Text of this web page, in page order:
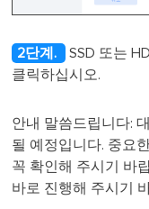
2단계.
SSD 또는
클릭하십시오.
안내 말씀드립니다:
될 예정입니다. 중요
꼭 확인해 주시기 바
바로 진행해 주시기